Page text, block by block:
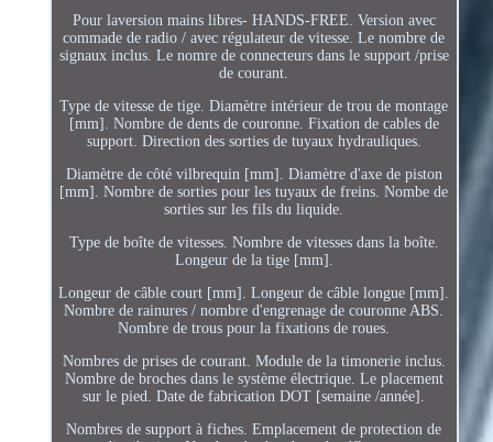
Pour laversion mains libres- HANDS-FREE. Version avec
commade de radio / avec régulateur de vitesse. Le nombre de
signaux inclus. Le nomre de connecteurs dans le support /prise
de courant.
Type de vitesse de tige. Diamètre intérieur de trou de montage
[mm]. Nombre de dents de couronne. Fixation de cables de
support. Direction des sorties de tuyaux hydrauliques.
Diamètre de côté vilbrequin [mm]. Diamètre d'axe de piston
[mm]. Nombre de sorties pour les tuyaux de freins. Nombe de
sorties sur les fils du liquide.
Type de boîte de vitesses. Nombre de vitesses dans la boîte.
Longeur de la tige [mm].
Longeur de câble court [mm]. Longeur de câble longue [mm].
Nombre de rainures / nombre d'engrenage de couronne ABS.
Nombre de trous pour la fixations de roues.
Nombres de prises de courant. Module de la timonerie inclus.
Nombre de broches dans le système électrique. Le placement
sur le pied. Date de fabrication DOT [semaine /année].
Nombres de support à fiches. Emplacement de protection de